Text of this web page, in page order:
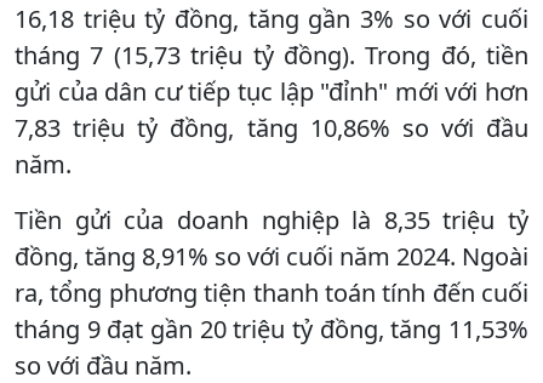
16,18 triệu tỷ đồng, tăng gần 3% so với cuối
tháng 7 (15,73 triệu tỷ đồng). Trong đó, tiền
gửi của dân cư tiếp tục lập "đỉnh" mới với hơn
7,83 triệu tỷ đồng, tăng 10,86% so với đầu
năm.
Tiền gửi của doanh nghiệp là 8,35 triệu tỷ
đồng, tăng 8,91% so với cuối năm 2024. Ngoài
ra, tổng phương tiện thanh toán tính đến cuối
tháng 9 đạt gần 20 triệu tỷ đồng, tăng 11,53%
so với đầu năm.